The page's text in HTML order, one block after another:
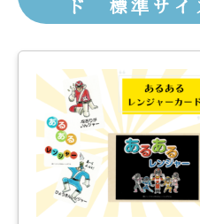
ド 標準サイ